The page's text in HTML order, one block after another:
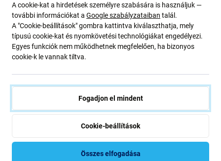
-50 %
FixPremium
2 080 Ft 4 000 Ft
FixPremium
Apple-kompatibilis, bulk
2 400 Ft 2 800 Ft
RAKTÁRON 10+ db
A cookie-kat a hirdetések személyre szabására is használjuk —
további információkat a Google szabályzataiban talál.
A "Cookie-beállítások" gombra kattintva kiválaszthatja, mely
típusú cookie-kat és nyomkövetési technológiákat engedélyezi.
Egyes funkciók nem működhetnek megfelelően, ha bizonyos
cookie-k le vannak tiltva.
Fogadjon el mindent
Cookie-beállítások
Összes elfogadása